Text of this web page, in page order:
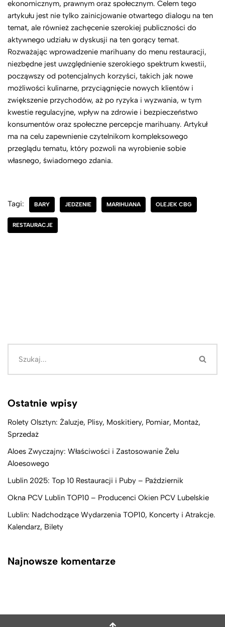
ekonomicznym, prawnym oraz społecznym. Celem tego
artykułu jest nie tylko zainicjowanie otwartego dialogu na ten
temat, ale również zachęcenie szerokiej publiczności do
aktywnego udziału w dyskusji na ten gorący temat.
Rozważając wprowadzenie marihuany do menu restauracji,
niezbędne jest uwzględnienie szerokiego spektrum kwestii,
począwszy od potencjalnych korzyści, takich jak nowe
możliwości kulinarne, przyciągnięcie nowych klientów i
zwiększenie przychodów, aż po ryzyka i wyzwania, w tym
kwestie regulacyjne, wpływ na zdrowie i bezpieczeństwo
konsumentów oraz społeczne percepcje marihuany. Artykuł
ma na celu zapewnienie czytelnikom kompleksowego
przeglądu tematu, który pozwoli na wyrobienie sobie
własnego, świadomego zdania.
Tagi: BARY JEDZENIE MARIHUANA OLEJEK CBG
RESTAURACJE
Ostatnie wpisy
Rolety Olsztyn: Żaluzje, Plisy, Moskitiery, Pomiar, Montaż,
Sprzedaż
Aloes Zwyczajny: Właściwości i Zastosowanie Żelu
Aloesowego
Lublin 2025: Top 10 Restauracji i Puby – Październik
Okna PCV Lublin TOP10 – Producenci Okien PCV Lubelskie
Lublin: Nadchodzące Wydarzenia TOP10, Koncerty i Atrakcje.
Kalendarz, Bilety
Najnowsze komentarze